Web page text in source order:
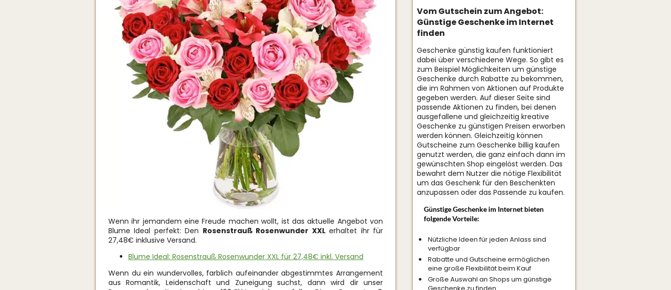
Wenn ihr jemandem eine Freude machen wollt, ist das aktuelle Angebot von
Blume Ideal perfekt: Den Rosenstrauß Rosenwunder XXLerhaltet ihr für
27,48€ inklusive Versand.
Blume Ideal: Rosenstrauß Rosenwunder XXL für 27,48€ inkl. Versand
Wenn du ein wundervolles, farblich aufeinander abgestimmtes Arrangement
aus Romantik, Leidenschaft und Zuneigung suchst, dann wird dir unser
Vom Gutschein zum Angebot:
Günstige Geschenke im Internet
finden
Geschenke günstig kaufen funktioniert
dabei über verschiedene Wege. So gibt es
zum Beispiel Möglichkeiten um günstige
Geschenke durch Rabatte zu bekommen,
die im Rahmen von Aktionen auf Produkte
gegeben werden. Auf dieser Seite sind
passende Aktionen zu finden, bei denen
ausgefallene und gleichzeitig kreative
Geschenke zu günstigen Preisen erworben
werden können. Gleichzeitig können
Gutscheine zum Geschenke billig kaufen
genutzt werden, die ganz einfach dann im
gewünschten Shop eingelöst werden. Das
bewahrt dem Nutzer die nötige Flexibilität
um das Geschenk für den Beschenkten
anzupassen oder das Passende zu kaufen.
Günstige Geschenke im Internet bieten
folgende Vorteile:
Nützliche Ideen für jeden Anlass sind
verfügbar
Rabatte und Gutscheine ermöglichen
eine große Flexibilität beim Kauf
Große Auswahl an Shops um günstige